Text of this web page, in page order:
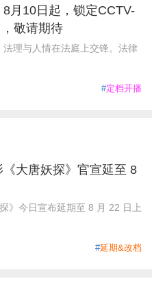
月10日起，锁定CCTV-
敬请期待
理与人情在法庭上交锋。法律
#定档开播
大唐妖探》官宣延至 8
》今日宣布延期至 8 月 22 日上
#延期&改档